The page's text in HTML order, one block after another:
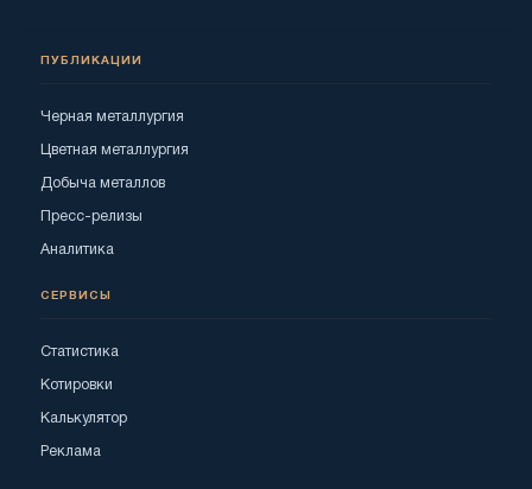
ПУБЛИКАЦИИ
Черная металлургия
Цветная металлургия
Добыча металлов
Пресс-релизы
Аналитика
СЕРВИСЫ
Статистика
Котировки
Калькулятор
Реклама